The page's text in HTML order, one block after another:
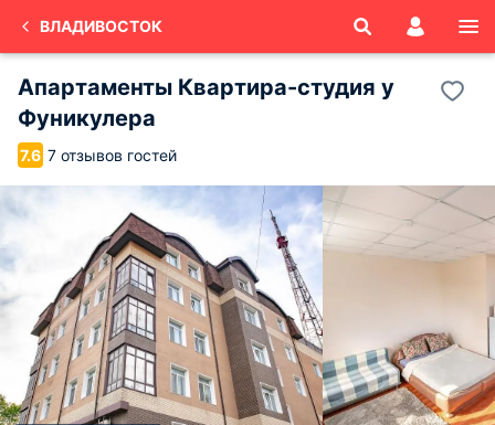
ВЛАДИВОСТОК
Апартаменты Квартира-студия у
Фуникулера
7.6 7 отзывов гостей